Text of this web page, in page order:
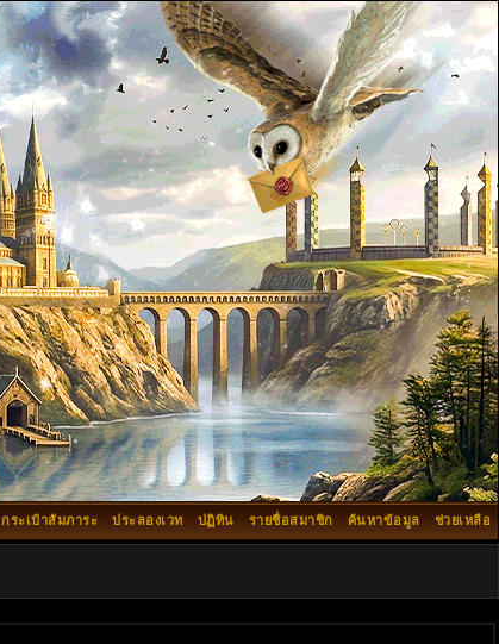
ช่วยเหลือ
ค้นหาข้อมูล
รายชื่อสมาชิก
ปฏิทิน
ประลองเวท
กระเป๋าสัมภาระ